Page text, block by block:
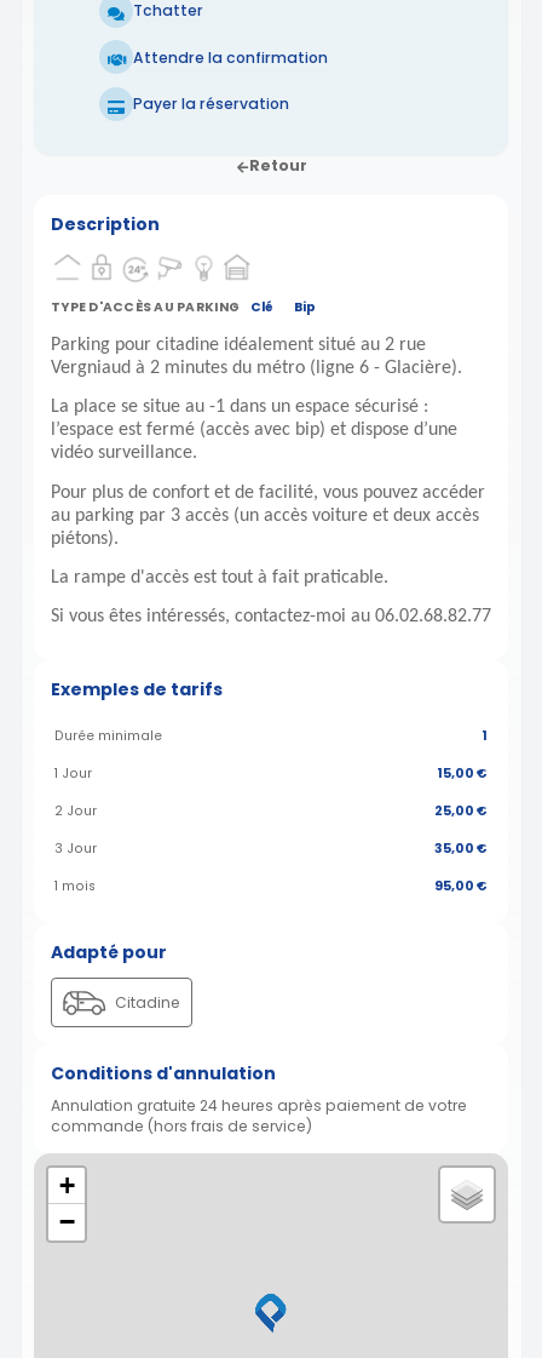
Tchatter
Attendre la confirmation
Payer la réservation
Retour
Description
TYPE D'ACCÈS AU PARKING Clé Bip
Parking pour citadine idéalement situé au 2 rue
Vergniaud à 2 minutes du métro (ligne 6 - Glacière).
La place se situe au -1 dans un espace sécurisé :
l’espace est fermé (accès avec bip) et dispose d’une
vidéo surveillance.
Pour plus de confort et de facilité, vous pouvez accéder
au parking par 3 accès (un accès voiture et deux accès
piétons).
La rampe d'accès est tout à fait praticable.
Si vous êtes intéressés, contactez-moi au 06.02.68.82.77
Exemples de tarifs
Durée minimale 1
1 Jour 15,00 €
2 Jour 25,00 €
3 Jour 35,00 €
1 mois 95,00 €
Adapté pour
Citadine
Conditions d'annulation
Annulation gratuite 24 heures après paiement de votre
commande (hors frais de service)
+
−